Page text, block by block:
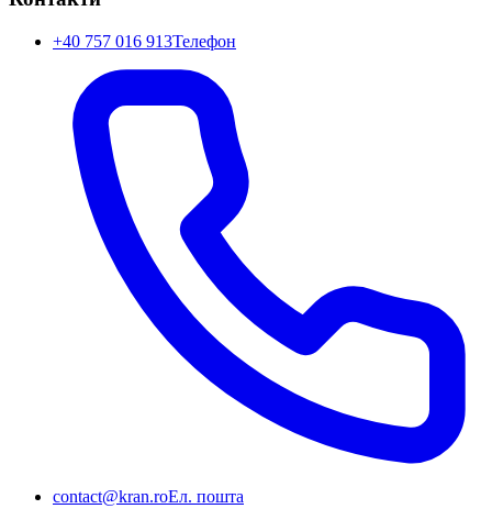
+40 757 016 913Телефон
contact@kran.roЕл. пошта